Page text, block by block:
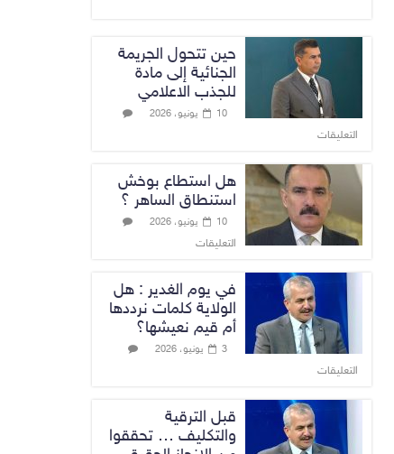
حين تتحول الجريمة
الجنائية إلى مادة
للجذب الاعلامي
10 يونيو، 2026
التعليقات
هل استطاع بوخش
استنطاق الساهر ؟
10 يونيو، 2026
التعليقات
في يوم الغدير : هل
الولاية كلمات نرددها
أم قيم نعيشها؟
3 يونيو، 2026
التعليقات
قبل الترقية
والتكليف … تحققوا